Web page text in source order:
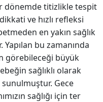
dönemde titizlikle tespit
ve hızlı refleksi
en yakın sağlık
Yapılan bu zamanında
görebileceği büyük
sağlıklı olarak
Gece
sağlığı için ter